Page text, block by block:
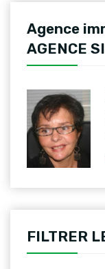
Agence
AGENCE
FILTRER